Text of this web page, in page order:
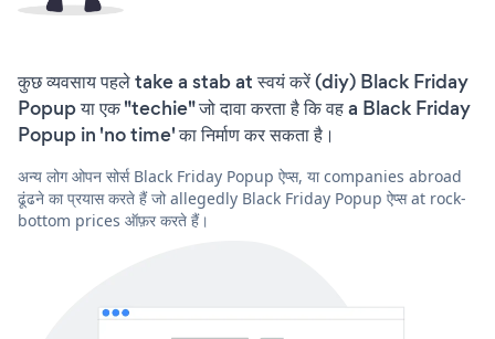
कुछ व्यवसाय पहले take a stab at स्वयं करें (diy) Black Friday
Popup या एक "techie" जो दावा करता है कि वह a Black Friday
Popup in 'no time' का निर्माण कर सकता है।
अन्य लोग ओपन सोर्स Black Friday Popup ऐप्स, या companies abroad
ढूंढने का प्रयास करते हैं जो allegedly Black Friday Popup ऐप्स at rock-
bottom prices ऑफ़र करते हैं।